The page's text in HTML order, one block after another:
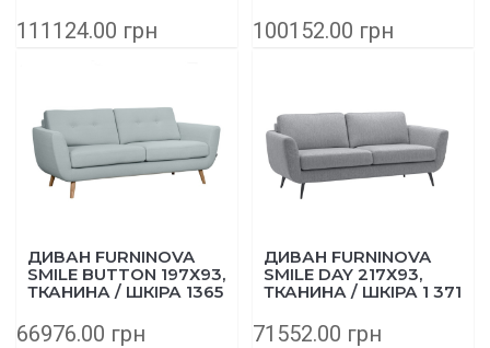
111124.00 грн 100152.00 грн
ДИВАН FURNINOVA
SMILE BUTTON 197Х93,
ТКАНИНА / ШКІРА 1365
66976.00 грн
ДИВАН FURNINOVA
SMILE DAY 217Х93,
ТКАНИНА / ШКІРА 1 371
71552.00 грн